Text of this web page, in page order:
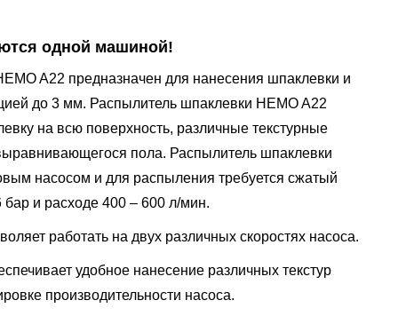
одной машиной!
A22 предназначен для нанесения шпаклевки и
до 3 мм. Распылитель шпаклевки HEMO A22
на всю поверхность, различные текстурные
пола. Распылитель шпаклевки
насосом и для распыления требуется сжатый
бар и расходе 400 – 600 л/мин.
работать на двух различных скоростях насоса.
удобное нанесение различных текстур
производительности насоса.